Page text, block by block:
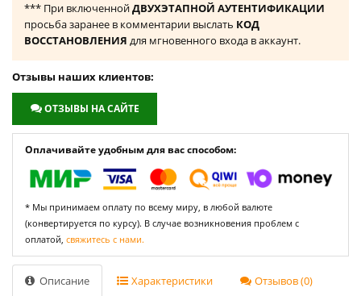
*** При включеннойДВУХЭТАПНОЙ АУТЕНТИФИКАЦИИ
просьба заранее в комментарии выслать КОД
ВОССТАНОВЛЕНИЯ для мгновенного входа в аккаунт.
Отзывы наших клиентов:
ОТЗЫВЫ НА САЙТЕ
Оплачивайте удобным для вас способом:
* Мы принимаем оплату по всему миру, в любой валюте
(конвертируется по курсу). В случае возникновения проблем с
оплатой, свяжитесь с нами.
Описание Характеристики Отзывов (0)